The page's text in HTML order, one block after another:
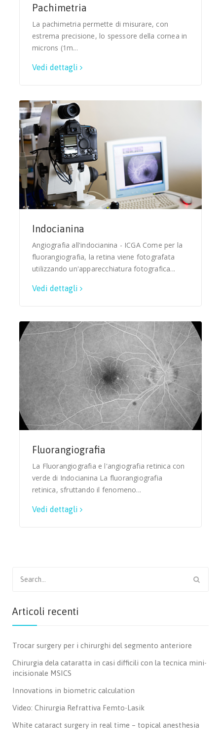
Pachimetria
La pachimetria permette di misurare, con
estrema precisione, lo spessore della cornea in
microns (1m...
Vedi dettagli
Indocianina
Angiografia all'indocianina - ICGA Come per la
fluorangiografia, la retina viene fotografata
utilizzando un'apparecchiatura fotografica...
Vedi dettagli
Fluorangiografia
La Fluorangiografia e l'angiografia retinica con
verde di Indocianina La fluorangiografia
retinica, sfruttando il fenomeno...
Vedi dettagli
for:
Articoli recenti
Trocar surgery per i chirurghi del segmento anteriore
Chirurgia dela cataratta in casi difficili con la tecnica mini-
incisionale MSICS
Innovations in biometric calculation
Video: Chirurgia Refrattiva Femto-Lasik
White cataract surgery in real time – topical anesthesia